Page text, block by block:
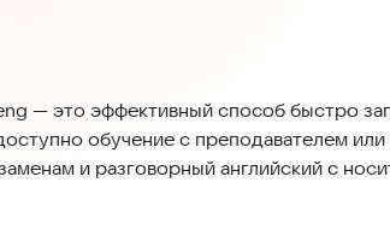
— это эффективный способ быстро
обучение с преподавателем
и разговорный английский с